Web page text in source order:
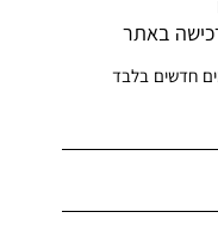
באתר
חדשים בלבד